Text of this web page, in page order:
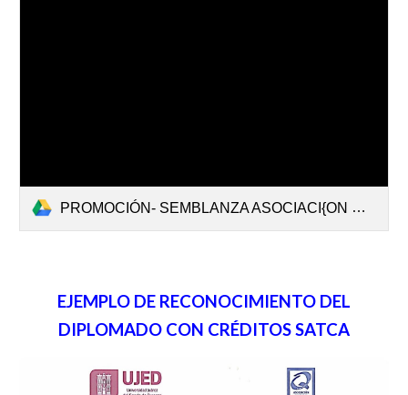
PROMOCIÓN- SEMBLANZA ASOCIACI{ON CULTURAL QUIVIRA - JUNIO DE 2024.pdf
EJEMPLO DE RECONOCIMIENTO DEL
DIPLOMADO CON CRÉDITOS SATCA